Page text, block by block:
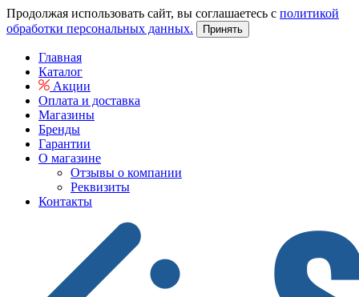
Продолжая использовать сайт, вы соглашаетесь с политикой
обработки персональных данных.
Принять
Главная
Каталог
Акции
Оплата и доставка
Магазины
Бренды
Гарантии
О магазине
Отзывы о компании
Реквизиты
Контакты